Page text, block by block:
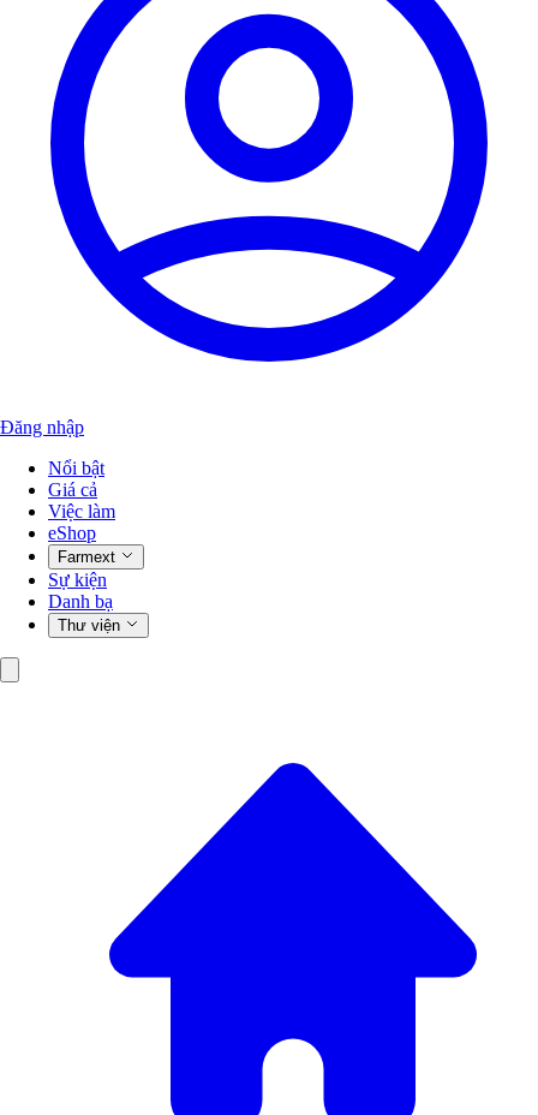
Đăng nhập
Nổi bật
Giá cả
Việc làm
eShop
Farmext
Sự kiện
Danh bạ
Thư viện